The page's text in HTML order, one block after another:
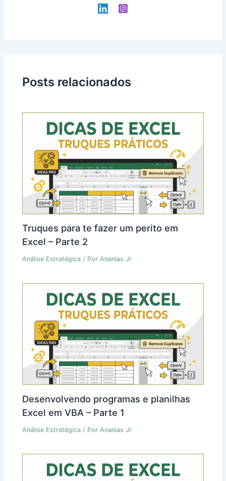
Posts relacionados
Truques para te fazer um perito em
Excel – Parte 2
Análise Estratégica / PorAnanias Jr
Desenvolvendo programas e planilhas
Excel em VBA – Parte 1
Análise Estratégica / PorAnanias Jr